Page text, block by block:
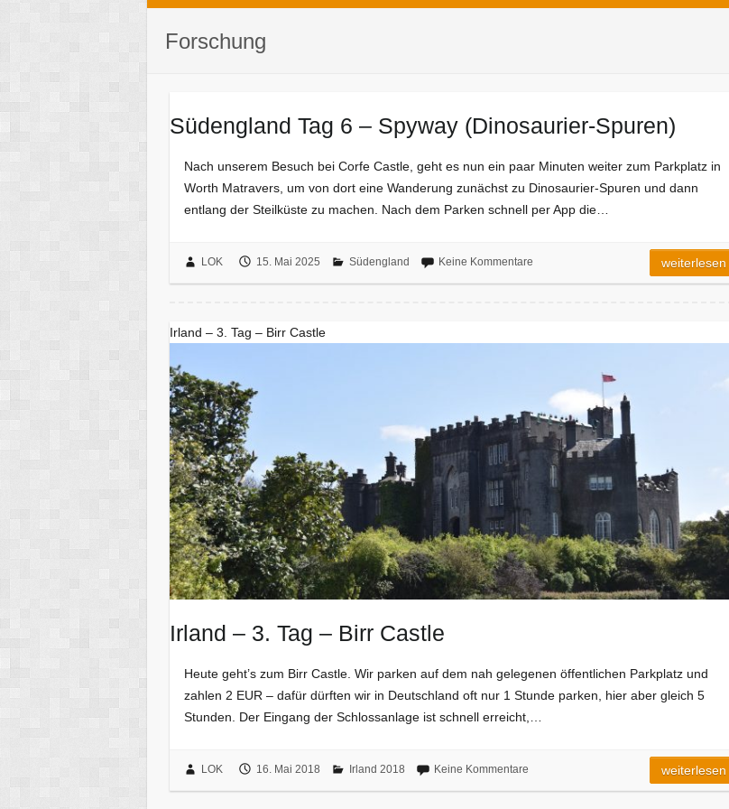
Forschung
Südengland Tag 6 – Spyway (Dinosaurier-Spuren)
Nach unserem Besuch bei Corfe Castle, geht es nun ein paar Minuten weiter zum Parkplatz in
Worth Matravers, um von dort eine Wanderung zunächst zu Dinosaurier-Spuren und dann
entlang der Steilküste zu machen. Nach dem Parken schnell per App die…
LOK 15. Mai 2025 Südengland Keine Kommentare weiterlesen
Irland – 3. Tag – Birr Castle
Irland – 3. Tag – Birr Castle
Heute geht’s zum Birr Castle. Wir parken auf dem nah gelegenen öffentlichen Parkplatz und
zahlen 2 EUR – dafür dürften wir in Deutschland oft nur 1 Stunde parken, hier aber gleich 5
Stunden. Der Eingang der Schlossanlage ist schnell erreicht,…
LOK 16. Mai 2018 Irland 2018 Keine Kommentare weiterlesen